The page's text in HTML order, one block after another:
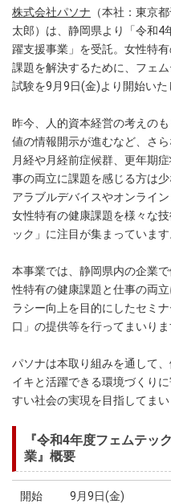
株式会社パソナ （本社：東京
太郎）は、静岡県より「令和4
躍支援事業」を受託。女性特
課題を解決するために、フェ
試験を9月9日(金)より開始いた
昨今、人的資本経営の考えの
値の情報開示が進むなど、さ
月経や月経前症候群、更年期
事の両立に課題を感じる方は
アラブルデバイスやオンライ
女性特有の健康課題を様々な
ック」に注目が集まっています
本事業では、静岡県内の企業
性特有の健康課題と仕事の両
ラシー向上を目的にしたセミ
口」の提供等を行ってまいりま
パソナは本取り組みを通して
イキと活躍できる環境づくり
すい社会の実現を目指してまい
『令和4年度フェムテッ
業』概要
開始 9月9日(金)